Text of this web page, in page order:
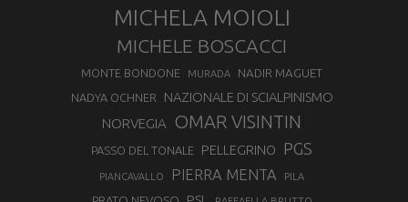
MICHELA MOIOLI
MICHELE BOSCACCI
MONTE BONDONE MURADA NADIR MAGUET
NADYA OCHNER
NAZIONALE DI SCIALPINISMO
NORVEGIA
OMAR VISINTIN
PASSO DEL TONALE PELLEGRINO PGS
PIANCAVALLO PIERRA MENTA PILA